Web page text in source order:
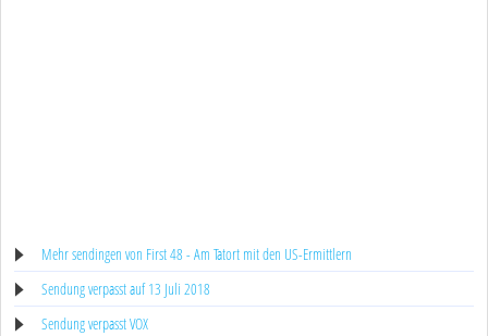
Mehr sendingen von First 48 - Am Tatort mit den US-Ermittlern
Sendung verpasst auf 13 Juli 2018
Sendung verpasst VOX